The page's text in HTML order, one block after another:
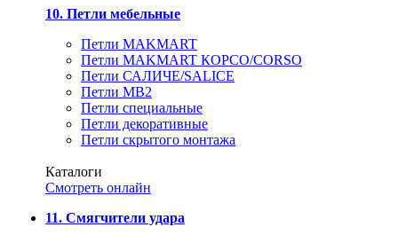
10. Петли мебельные
Петли MAKMART
Петли MAKMART КОРСО/CORSO
Петли САЛИЧЕ/SALICE
Петли MB2
Петли специальные
Петли декоративные
Петли скрытого монтажа
Каталоги
Смотреть онлайн
11. Смягчители удара